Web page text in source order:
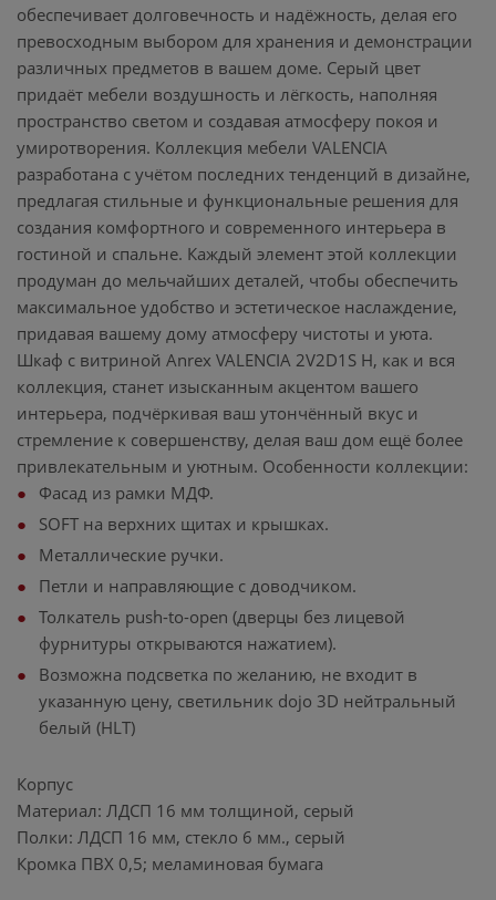
обеспечивает долговечность и надёжность, делая его
превосходным выбором для хранения и демонстрации
различных предметов в вашем доме. Серый цвет
придаёт мебели воздушность и лёгкость, наполняя
пространство светом и создавая атмосферу покоя и
умиротворения. Коллекция мебели VALENCIA
разработана с учётом последних тенденций в дизайне,
предлагая стильные и функциональные решения для
создания комфортного и современного интерьера в
гостиной и спальне. Каждый элемент этой коллекции
продуман до мельчайших деталей, чтобы обеспечить
максимальное удобство и эстетическое наслаждение,
придавая вашему дому атмосферу чистоты и уюта.
Шкаф с витриной Anrex VALENCIA 2V2D1S Н, как и вся
коллекция, станет изысканным акцентом вашего
интерьера, подчёркивая ваш утончённый вкус и
стремление к совершенству, делая ваш дом ещё более
привлекательным и уютным. Особенности коллекции:
Фасад из рамки МДФ.
SOFT на верхних щитах и крышках.
Металлические ручки.
Петли и направляющие с доводчиком.
Толкатель push-to-open (дверцы без лицевой
фурнитуры открываются нажатием).
Возможна подсветка по желанию, не входит в
указанную цену, светильник dojo 3D нейтральный
белый (HLT)
Корпус
Материал: ЛДСП 16 мм толщиной, серый
Полки: ЛДСП 16 мм, стекло 6 мм., серый
Кромка ПВХ 0,5; меламиновая бумага